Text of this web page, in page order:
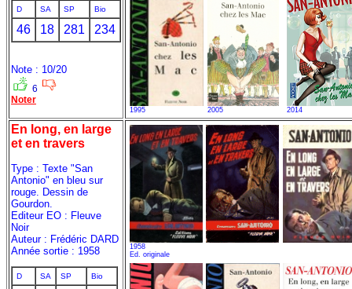
D SA SP Bio
46 18 281 234
Note : 10/20
6
Noter
1995 2005 2014
En long, en large
et en travers
Type : Texte "San
Antonio" en bleu sur
rouge. Dessin de
Gourdon.
Editeur EO : Fleuve
Noir
Auteur : Frédéric DARD
Année sortie : 1958
D SA SP Bio
1958
Ed. originale